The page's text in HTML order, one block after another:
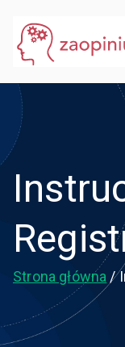
treści
Strona główna